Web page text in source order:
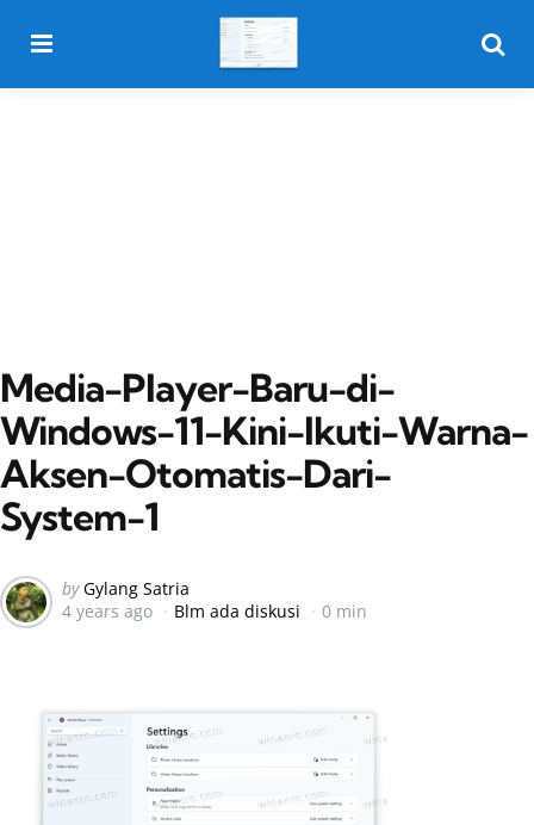
Media-Player-Baru-di-
Windows-11-Kini-Ikuti-Warna-
Aksen-Otomatis-Dari-
System-1
Posted
by
by Gylang Satria
4 years ago
Blm ada diskusi 0 min